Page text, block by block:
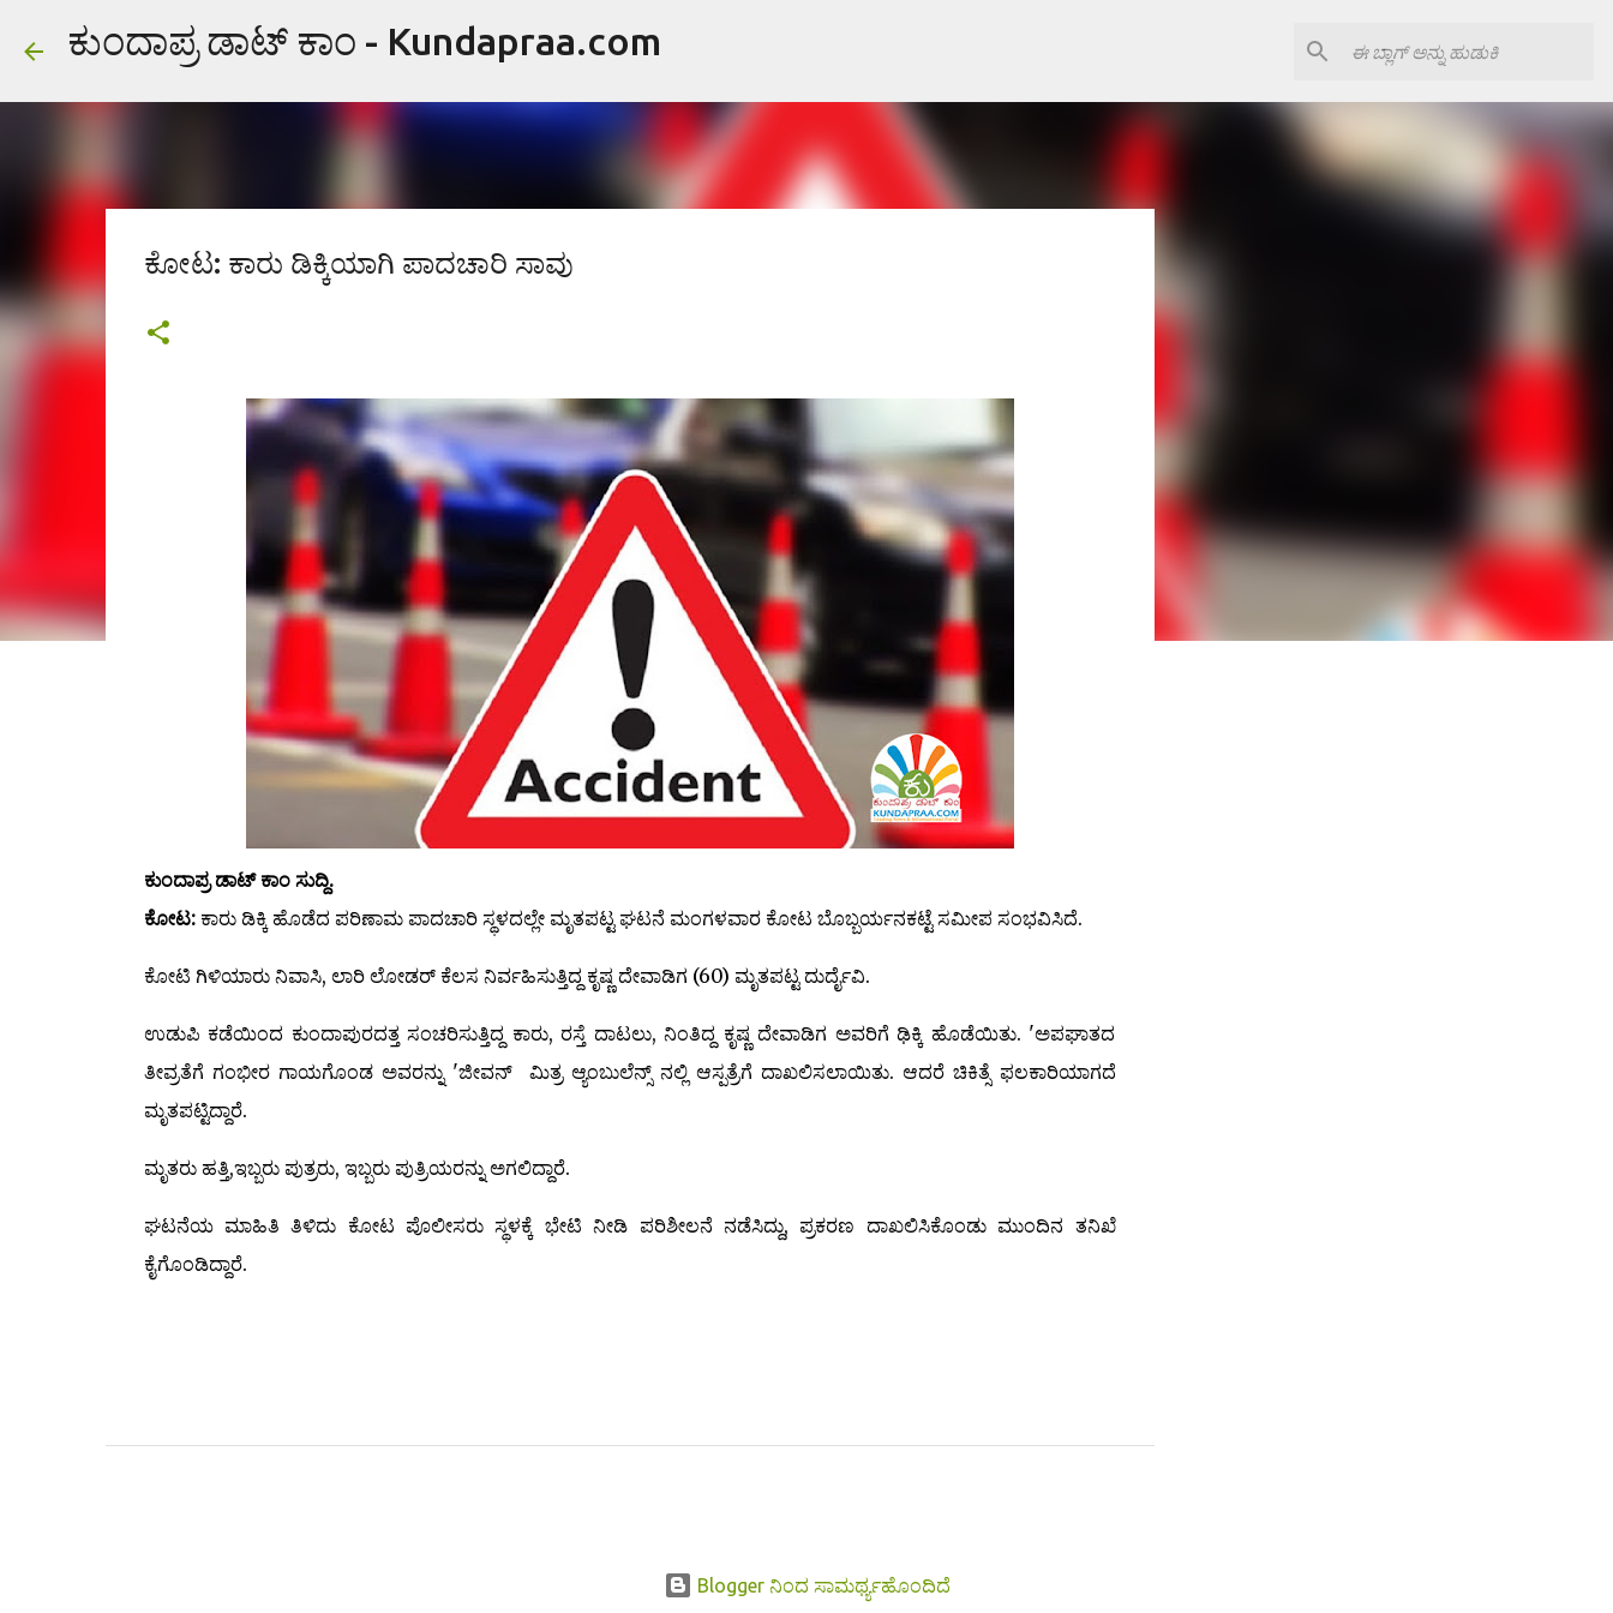
ಕುಂದಾಪ್ರ ಡಾಟ್ ಕಾಂ - Kundapraa.com
ಕೋಟ: ಕಾರು ಡಿಕ್ಕಿಯಾಗಿ ಪಾದಚಾರಿ ಸಾವು
ಕುಂದಾಪ್ರ ಡಾಟ್ ಕಾಂ ಸುದ್ದಿ.
ಕೋಟ:ಕಾರು ಡಿಕ್ಕಿ ಹೊಡೆದ ಪರಿಣಾಮ ಪಾದಚಾರಿ ಸ್ಥಳದಲ್ಲೇ ಮೃತಪಟ್ಟ ಘಟನೆ ಮಂಗಳವಾರ ಕೋಟ ಬೊಬ್ಬರ್ಯನಕಟ್ಟೆ ಸಮೀಪ ಸಂಭವಿಸಿದೆ.
ಕೋಟಿ ಗಿಳಿಯಾರು ನಿವಾಸಿ, ಲಾರಿ ಲೋಡರ್ ಕೆಲಸ ನಿರ್ವಹಿಸುತ್ತಿದ್ದ ಕೃಷ್ಣ ದೇವಾಡಿಗ (60) ಮೃತಪಟ್ಟ ದುರ್ದೈವಿ.
ಉಡುಪಿ ಕಡೆಯಿಂದ ಕುಂದಾಪುರದತ್ತ ಸಂಚರಿಸುತ್ತಿದ್ದ ಕಾರು, ರಸ್ತೆ ದಾಟಲು, ನಿಂತಿದ್ದ ಕೃಷ್ಣ ದೇವಾಡಿಗ ಅವರಿಗೆ ಢಿಕ್ಕಿ ಹೊಡೆಯಿತು. 'ಅಪಘಾತದ
ತೀವ್ರತೆಗೆ ಗಂಭೀರ ಗಾಯಗೊಂಡ ಅವರನ್ನು 'ಜೀವನ್ ಮಿತ್ರ ಆ್ಯಂಬುಲೆನ್ಸ್ ನಲ್ಲಿ ಆಸ್ಪತ್ರೆಗೆ ದಾಖಲಿಸಲಾಯಿತು. ಆದರೆ ಚಿಕಿತ್ಸೆ ಫಲಕಾರಿಯಾಗದೆ
ಮೃತಪಟ್ಟಿದ್ದಾರೆ.
ಮೃತರು ಹತ್ತಿ,ಇಬ್ಬರು ಪುತ್ರರು, ಇಬ್ಬರು ಪುತ್ರಿಯರನ್ನು ಅಗಲಿದ್ದಾರೆ.
ಘಟನೆಯ ಮಾಹಿತಿ ತಿಳಿದು ಕೋಟ ಪೊಲೀಸರು ಸ್ಥಳಕ್ಕೆ ಭೇಟಿ ನೀಡಿ ಪರಿಶೀಲನೆ ನಡೆಸಿದ್ದು, ಪ್ರಕರಣ ದಾಖಲಿಸಿಕೊಂಡು ಮುಂದಿನ ತನಿಖೆ
ಕೈಗೊಂಡಿದ್ದಾರೆ.
Blogger ನಿಂದ ಸಾಮರ್ಥ್ಯಹೊಂದಿದೆ